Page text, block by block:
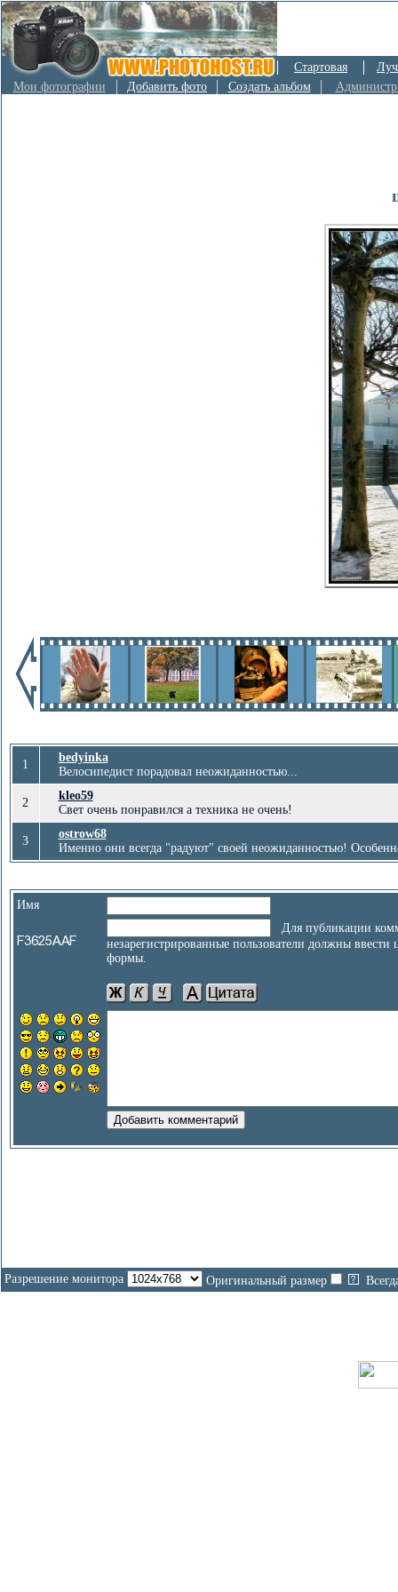
Стартовая
Мои фотографии
Добавить фото Создать альбом
1
bedyinka
Велосипедист порадовал неожиданностью...
2
kleo59
Свет очень понравился а техника не очень!
3
ostrow68
Именно они всегда "радуют" своей неожиданностью!
Имя
Для публикации
незарегистрированные пользователи должны
формы.
Разрешение монитора Оригинальный размер